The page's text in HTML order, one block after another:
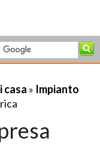
casa » Impianto